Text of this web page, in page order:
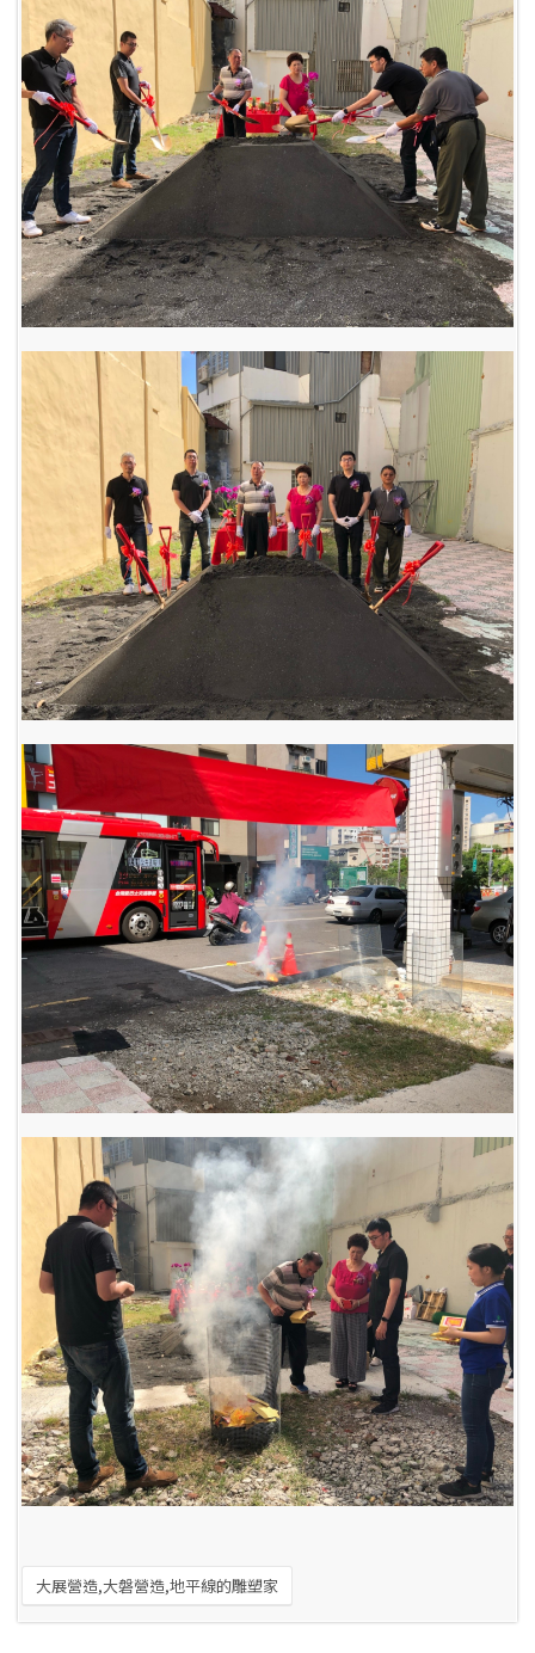
大展營造,大磐營造,地平線的雕塑家